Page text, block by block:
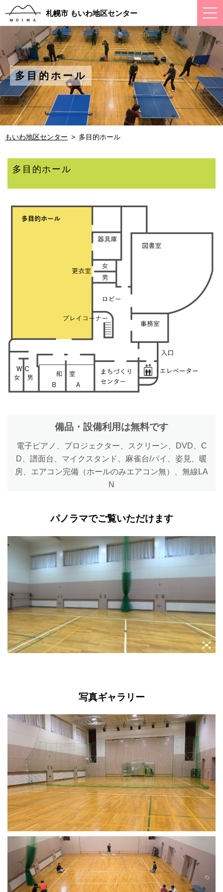
札幌市 もいわ地区センター
多目的ホール
もいわ地区センター 多目的ホール
多目的ホール
備品・設備利用は無料です
電子ピアノ、プロジェクター、スクリーン、DVD、C
D、譜面台、マイクスタンド、 麻雀台/パイ、姿見、暖
房、エアコン完備（ホールのみエアコン無）、無線LA
N
パノラマでご覧いただけます
写真ギャラリー
ス
マ
ー
ト
フ
ォ
ン
メ
ニ
ュ
ー